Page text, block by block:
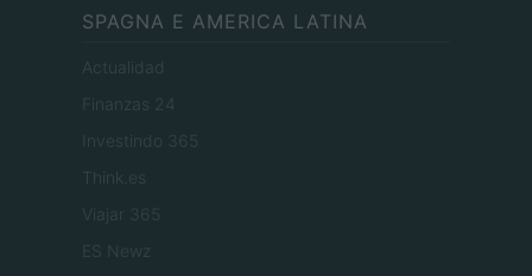
SPAGNA E AMERICA LATINA
Actualidad
Finanzas 24
Investindo 365
Think.es
Viajar 365
ES Newz